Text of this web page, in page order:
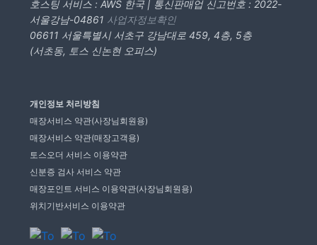
호스팅 서비스 : AWS 한국 | 통신판매업 신고번호 : 2022-
서울강남-04861 사업자정보확인
06611 서울특별시 서초구 강남대로 459, 4층, 5층
(서초동, 토스 신논현 오피스)
개인정보 처리방침
매장서비스 약관(사장님회원용)
매장서비스 약관(매장고객용)
토스오더 서비스 이용약관
신분증 검사 서비스 약관
매장포인트 서비스 이용약관(사장님회원용)
위치기반서비스 이용약관